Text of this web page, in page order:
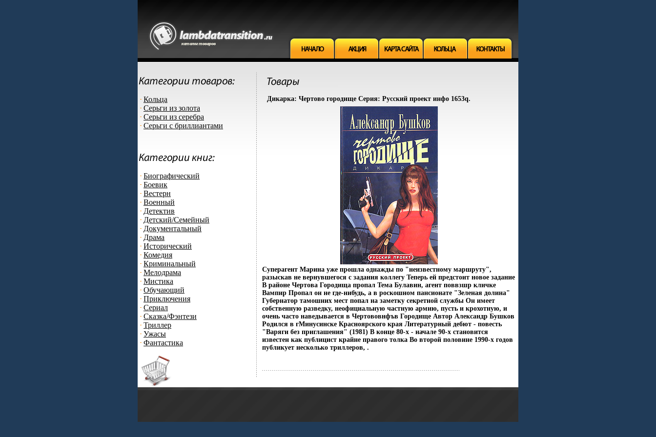
Кольца
Серьги из золота
Серьги из серебра
Серьги с бриллиантами
Биографический
Боевик
Вестерн
Военный
Детектив
Детский/Семейный
Документальный
Драма
Исторический
Комедия
Криминальный
Мелодрама
Мистика
Обучающий
Приключения
Сериал
Сказка/Фэнтези
Триллер
Ужасы
Фантастика
Дикарка: Чертово городище Серия: Русский проект инфо 1653q.
Суперагент Марина уже прошла однажды по "неизвестному маршруту",
разыскав не вернувшегося с задания коллегу Теперь ей предстоит новое задание
В районе Чертова Городища пропал Тема Булавин, агент поввзшр кличке
Вампир Пропал он не где-нибудь, а в роскошном пансионате "Зеленая долина"
Губернатор тамошних мест попал на заметку секретной службы Он имеет
собственную разведку, неофициальную частную армию, пусть и крохотную, и
очень часто наведывается в Чертововнфъв Городище Автор Александр Бушков
Родился в гМинусинске Красноярского края Литературный дебют - повесть
"Варяги без приглашения" (1981) В конце 80-х - начале 90-х становится
известен как публицист крайне правого толка Во второй половине 1990-х годов
публикует несколько триллеров, .